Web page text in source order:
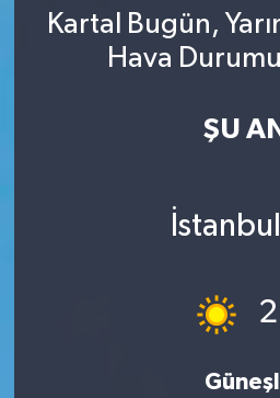
Kartal Bugün,
Hava
ŞU AN
İstanbul
Dünya
Son Dakika Haberleri